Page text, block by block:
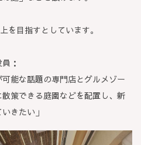
を目指すとしています。
：
能な話題の専門店とグルメゾー
策できる庭園などを配置し、新
きたい」